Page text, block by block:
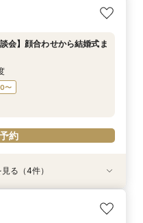
会】顔合わせから結婚式ま
〜
スメ】豪華5品3万円コー
ップ相談会
〜
〜
式≫大切な家族と緑溢れる
和牛コース試食付き
〜
〜
式≫大切な家族と緑溢れる
和牛コース試食付き
〜
〜
＆自宅でOK★】オンライ
〜
貸切OK】熊本の自然溢れ
族ウエディング
〜
〜
認定ウェルカムベビー会
美食を堪能♪お子様と一緒の
〜
黒毛和牛5品フルコース試
本イチ新会場体験フェア
〜
会】顔合わせから結婚式ま
〜
約
認定ウェルカムベビー会
美食を堪能♪お子様と一緒の
＆自宅でOK★】オンライ
スメ】豪華5品3万円コー
ップ相談会
ミ評価1位受賞記念》料理
会場見学×3万円コース
る（4件）